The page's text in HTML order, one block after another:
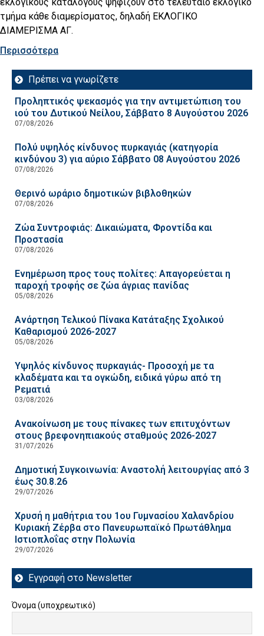
τμήμα κάθε διαμερίσματος, δηλαδή ΕΚΛΟΓΙΚΟ
ΔΙΑΜΕΡΙΣΜΑ ΑΓ.
Περισσότερα
Πρέπει να γνωρίζετε
Προληπτικός ψεκασμός για την αντιμετώπιση του
ιού του Δυτικού Νείλου, Σάββατο 8 Αυγούστου 2026
07/08/2026
Πολύ υψηλός κίνδυνος πυρκαγιάς (κατηγορία
κινδύνου 3) για αύριο Σάββατο 08 Αυγούστου 2026
07/08/2026
Θερινό ωράριο δημοτικών βιβλοθηκών
07/08/2026
Ζώα Συντροφιάς: Δικαιώματα, Φροντίδα και
Προστασία
07/08/2026
Ενημέρωση προς τους πολίτες: Απαγορεύεται η
παροχή τροφής σε ζώα άγριας πανίδας
05/08/2026
Ανάρτηση Τελικού Πίνακα Κατάταξης Σχολικού
Καθαρισμού 2026-2027
05/08/2026
Υψηλός κίνδυνος πυρκαγιάς- Προσοχή με τα
κλαδέματα και τα ογκώδη, ειδικά γύρω από τη
Ρεματιά
03/08/2026
Ανακοίνωση με τους πίνακες των επιτυχόντων
στους βρεφονηπιακούς σταθμούς 2026-2027
31/07/2026
Δημοτική Συγκοινωνία: Αναστολή λειτουργίας από 3
έως 30.8.26
29/07/2026
Χρυσή η μαθήτρια του 1ου Γυμνασίου Χαλανδρίου
Κυριακή Ζέρβα στο Πανευρωπαϊκό Πρωτάθλημα
Ιστιοπλοΐας στην Πολωνία
29/07/2026
Εγγραφή στο Newsletter
Όνομα (υποχρεωτικό)